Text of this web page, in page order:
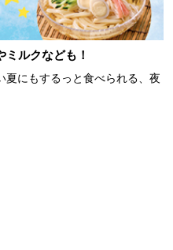
ルクなども！
夏にもするっと食べられる、夜